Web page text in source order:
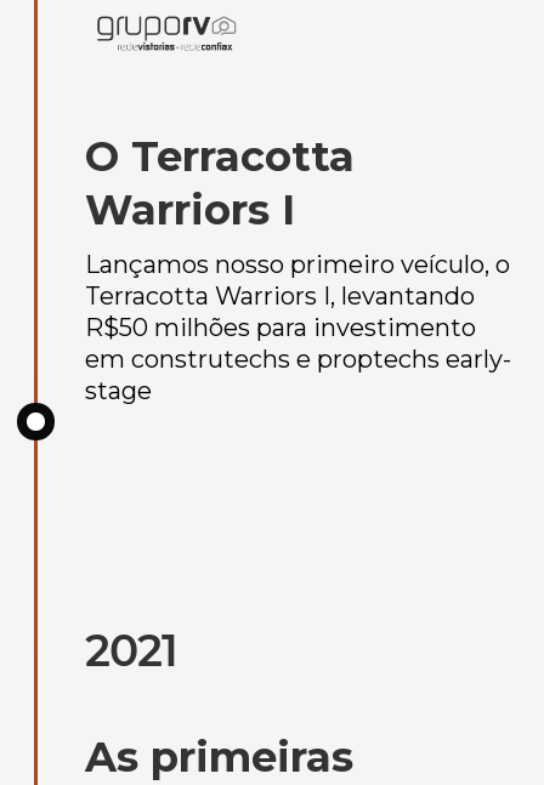
O Terracotta
Warriors I
Lançamos nosso primeiro veículo, o
Terracotta Warriors I, levantando
R$50 milhões para investimento
em construtechs e proptechs early-
stage
2021
As primeiras